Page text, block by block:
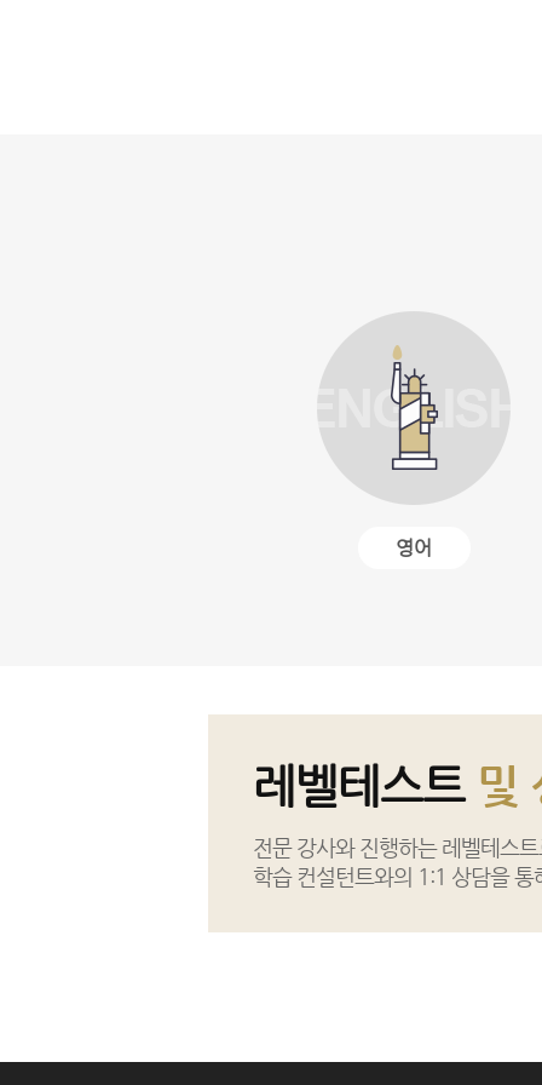
영어
레벨테스트및
전문 강사와 진행하는 레벨테스
학습 컨설턴트와의 1:1 상담을